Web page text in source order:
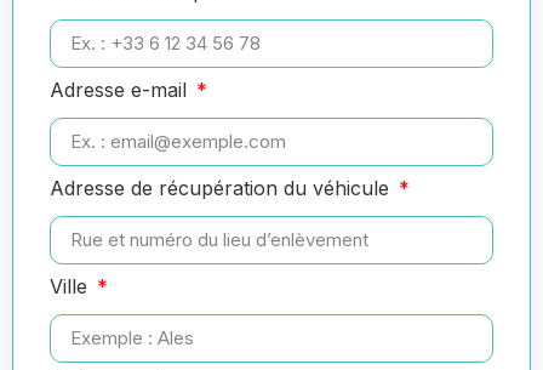
Adresse e-mail
Adresse de récupération du véhicule
Ville